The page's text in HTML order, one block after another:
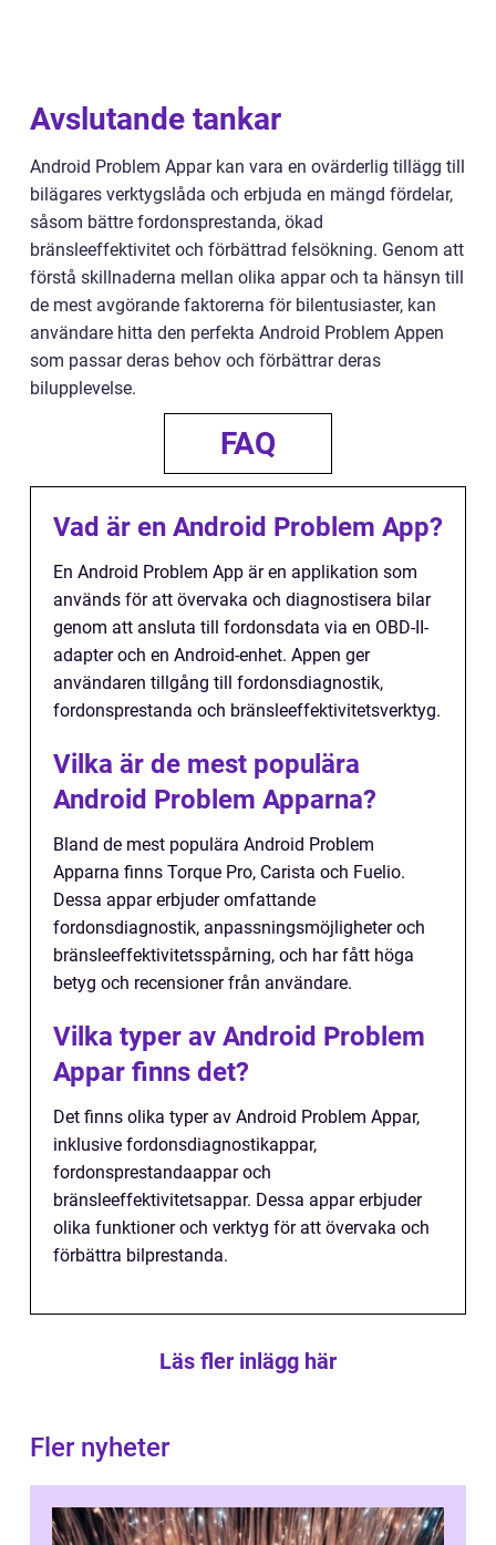
Avslutande tankar
Android Problem Appar kan vara en ovärderlig tillägg till
bilägares verktygslåda och erbjuda en mängd fördelar,
såsom bättre fordonsprestanda, ökad
bränsleeffektivitet och förbättrad felsökning. Genom att
förstå skillnaderna mellan olika appar och ta hänsyn till
de mest avgörande faktorerna för bilentusiaster, kan
användare hitta den perfekta Android Problem Appen
som passar deras behov och förbättrar deras
bilupplevelse.
FAQ
Vad är en Android Problem App?
En Android Problem App är en applikation som
används för att övervaka och diagnostisera bilar
genom att ansluta till fordonsdata via en OBD-II-
adapter och en Android-enhet. Appen ger
användaren tillgång till fordonsdiagnostik,
fordonsprestanda och bränsleeffektivitetsverktyg.
Vilka är de mest populära
Android Problem Apparna?
Bland de mest populära Android Problem
Apparna finns Torque Pro, Carista och Fuelio.
Dessa appar erbjuder omfattande
fordonsdiagnostik, anpassningsmöjligheter och
bränsleeffektivitetsspårning, och har fått höga
betyg och recensioner från användare.
Vilka typer av Android Problem
Appar finns det?
Det finns olika typer av Android Problem Appar,
inklusive fordonsdiagnostikappar,
fordonsprestandaappar och
bränsleeffektivitetsappar. Dessa appar erbjuder
olika funktioner och verktyg för att övervaka och
förbättra bilprestanda.
Läs fler inlägg här
Fler nyheter